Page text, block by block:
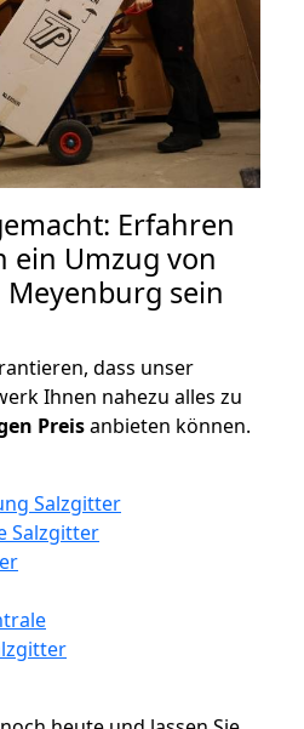
Erfahren
ein Umzug von
sein
dass unser
Ihnen nahezu alles zu
Preisanbieten können.
Salzgitter
Salzgitter